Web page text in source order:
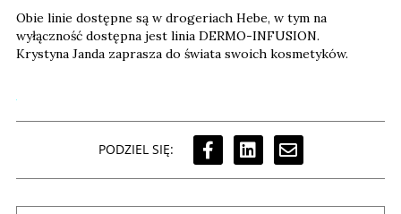
Obie linie dostępne są w drogeriach Hebe, w tym na
wyłączność dostępna jest linia DERMO-INFUSION.
Krystyna Janda zaprasza do świata swoich kosmetyków.
PODZIEL SIĘ: